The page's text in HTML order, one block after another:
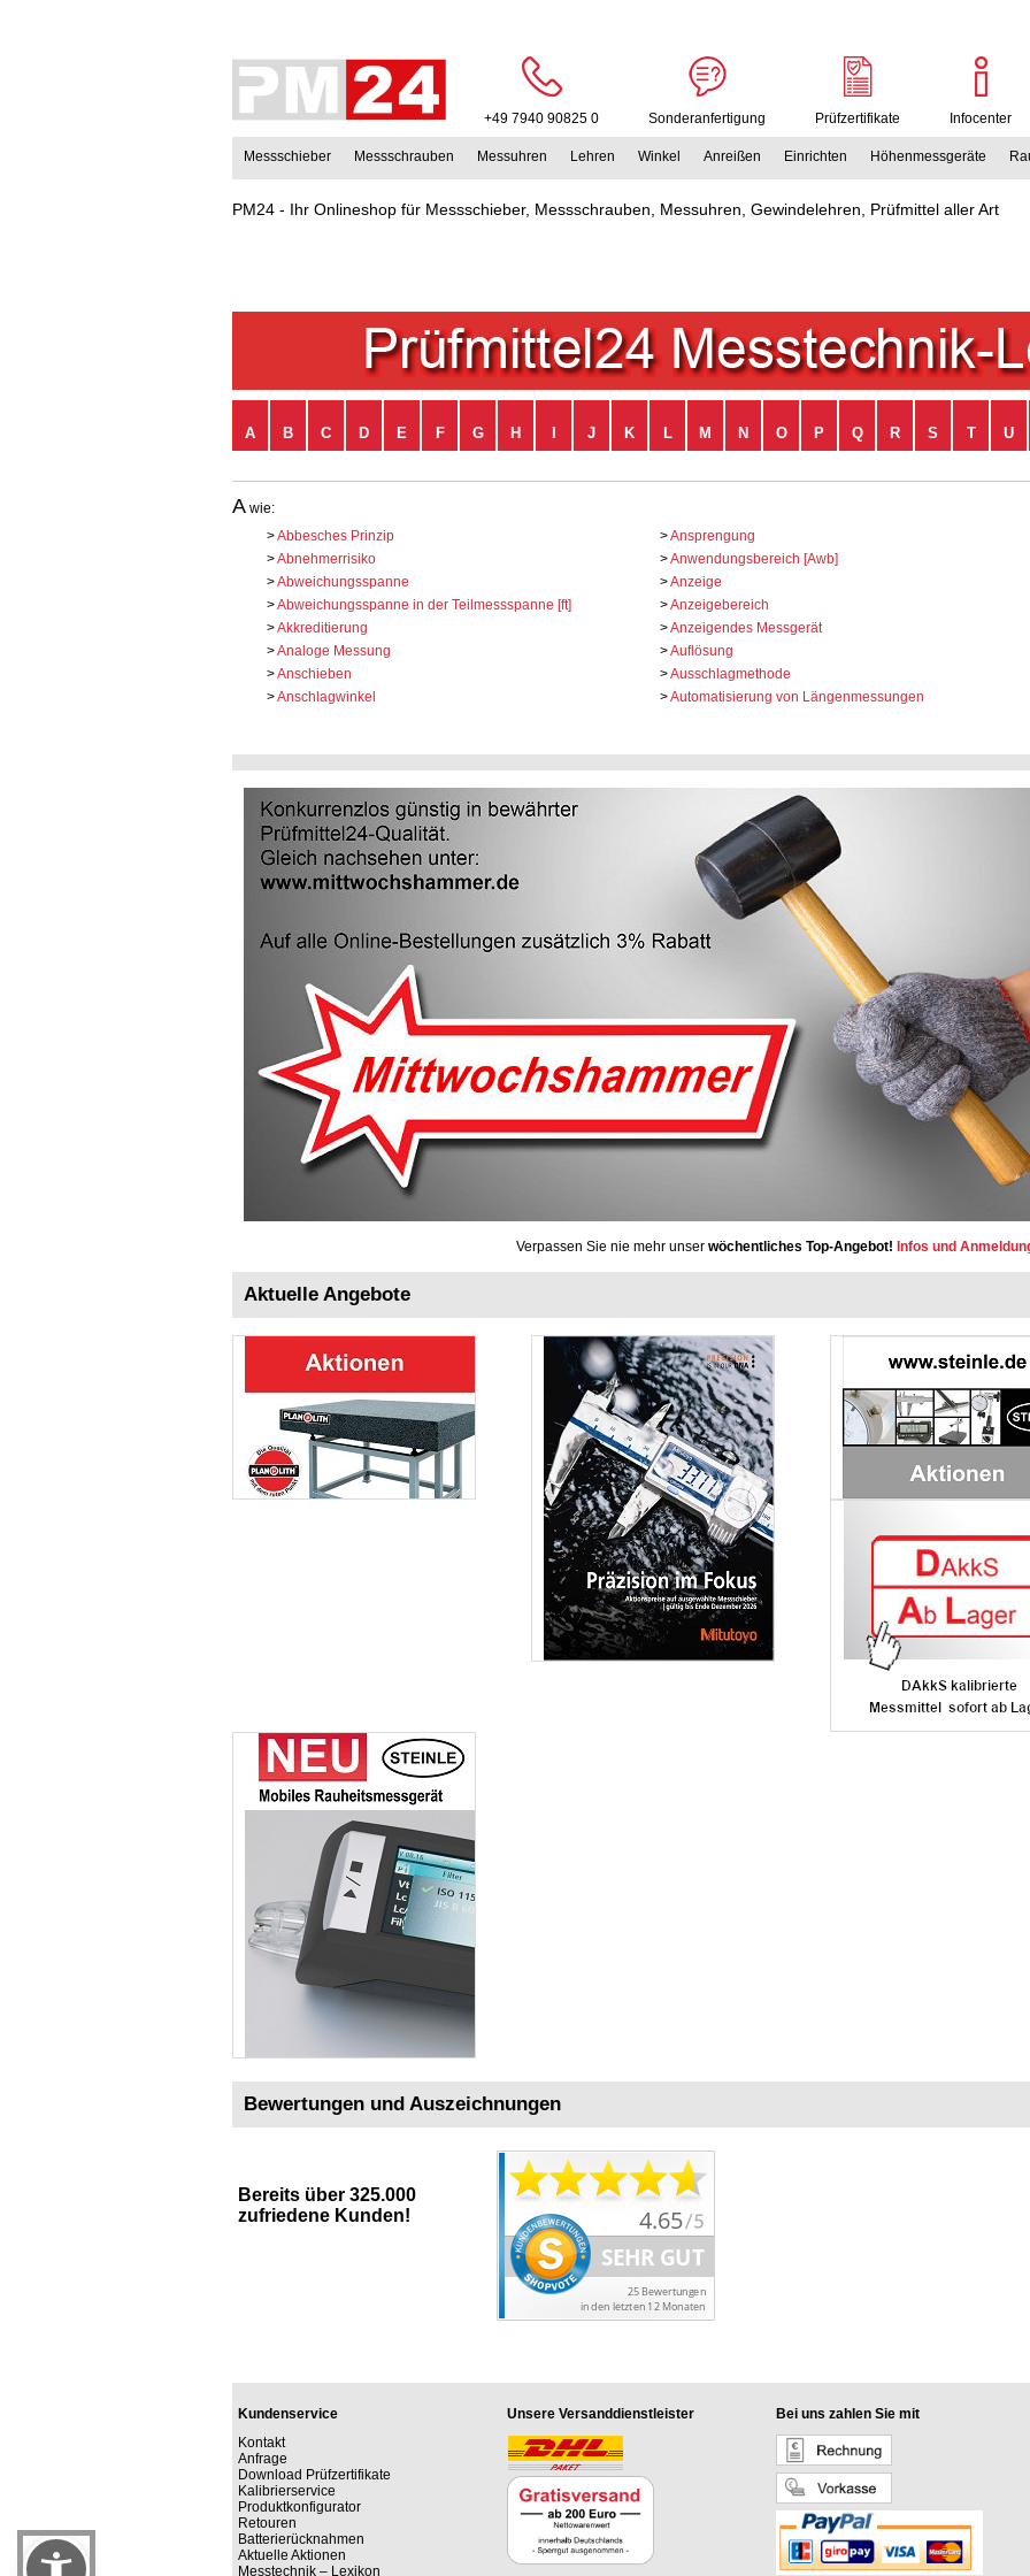
+49 7940 90825 0 Sonderanfertigung Prüfzertifikate Infocenter
Messschieber Messschrauben Messuhren Lehren Winkel Anreißen Einrichten Höhenmessgeräte
PM24 - Ihr Onlineshop für Messschieber, Messschrauben, Messuhren, Gewindelehren, Prüfmittel aller Art
A B C D E F G H J K L M N O P Q R S T U
A wie:
>Abbesches Prinzip
>Abnehmerrisiko
>Abweichungsspanne
>Abweichungsspanne in der Teilmessspanne [ft]
>Akkreditierung
>Analoge Messung
>Anschieben
>Anschlagwinkel
>Ansprengung
>Anwendungsbereich [Awb]
>Anzeige
>Anzeigebereich
>Anzeigendes Messgerät
>Auflösung
>Ausschlagmethode
>Automatisierung von Längenmessungen
Verpassen Sie nie mehr unser wöchentliches Top-Angebot! Infos und
Aktuelle Angebote
Bewertungen und Auszeichnungen
Bereits über 325.000
zufriedene Kunden!
Kundenservice
Kontakt
Anfrage
Download Prüfzertifikate
Kalibrierservice
Produktkonfigurator
Retouren
Batterierücknahmen
Aktuelle Aktionen
Messtechnik – Lexikon
Unsere Versanddienstleister Bei uns zahlen Sie mit